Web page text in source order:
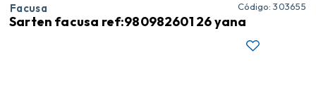
Facusa : 303655
Sarten facusa ref:980982601 26 yana